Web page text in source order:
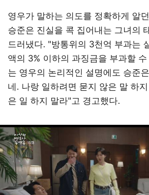
영우가 말하는 의도를 정확하게 알
승준은 진실을 콕 집어내는 그녀의
드러냈다. "방통위의 3천억 부과는
액의 3% 이하의 과징금을 부과할
는 영우의 논리적인 설명에도 승준
네. 나랑 일하려면 묻지 않은 말 하
은 일 하지 말라"고 경고했다.